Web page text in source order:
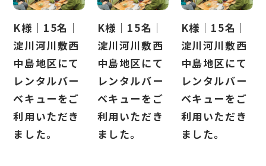
K様｜15名｜
淀川河川敷西
中島地区にて
レンタルバー
ベキューをご
利用いただき
ました。
K様｜15名｜
淀川河川敷西
中島地区にて
レンタルバー
ベキューをご
利用いただき
ました。
K様｜15名｜
淀川河川敷西
中島地区にて
レンタルバー
ベキューをご
利用いただき
ました。